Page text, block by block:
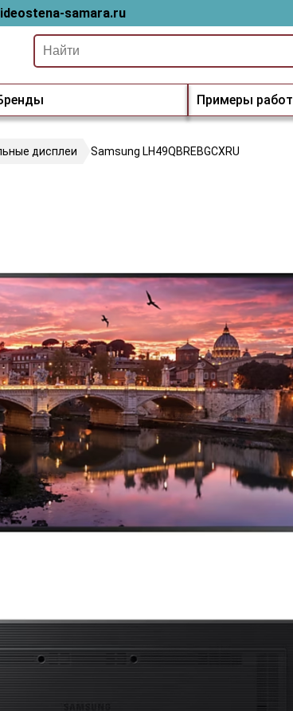
samara.ru
Примеры работ
дисплеи Samsung LH49QBREBGCXRU